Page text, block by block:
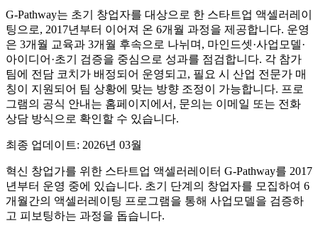
G-Pathway는 초기 창업자를 대상으로 한 스타트업 액셀러레이
팅으로, 2017년부터 이어져 온 6개월 과정을 제공합니다. 운영
은 3개월 교육과 3개월 후속으로 나뉘며, 마인드셋·사업모델·
아이디어·초기 검증을 중심으로 성과를 점검합니다. 각 참가
팀에 전담 코치가 배정되어 운영되고, 필요 시 산업 전문가 매
칭이 지원되어 팀 상황에 맞는 방향 조정이 가능합니다. 프로
그램의 공식 안내는 홈페이지에서, 문의는 이메일 또는 전화
상담 방식으로 확인할 수 있습니다.
최종 업데이트: 2026년 03월
혁신 창업가를 위한 스타트업 액셀러레이터 G-Pathway를 2017
년부터 운영 중에 있습니다. 초기 단계의 창업자를 모집하여 6
개월간의 액셀러레이팅 프로그램을 통해 사업모델을 검증하
고 피보팅하는 과정을 돕습니다.